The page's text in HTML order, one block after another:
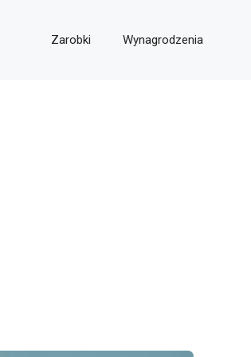
Zarobki Wynagrodzenia